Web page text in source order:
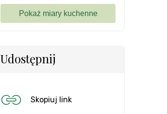
Udostępnij
Skopiuj link